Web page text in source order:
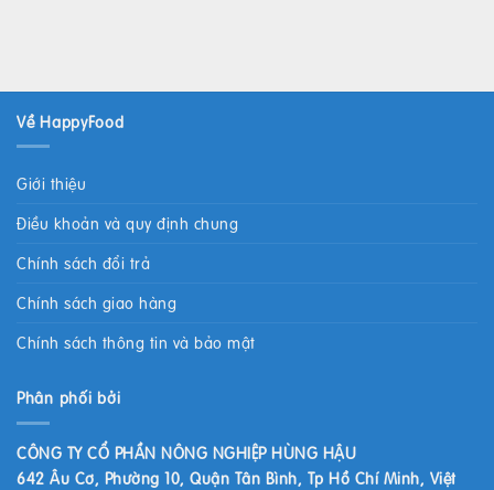
Về HappyFood
Giới thiệu
Điều khoản và quy định chung
Chính sách đổi trả
Chính sách giao hàng
Chính sách thông tin và bảo mật
Phân phối bởi
CÔNG TY CỔ PHẦN NÔNG NGHIỆP HÙNG HẬU
642 Âu Cơ, Phường 10, Quận Tân Bình, Tp Hồ Chí Minh, Việt